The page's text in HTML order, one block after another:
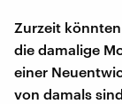
Zurzeit
die damalige
einer
von damals